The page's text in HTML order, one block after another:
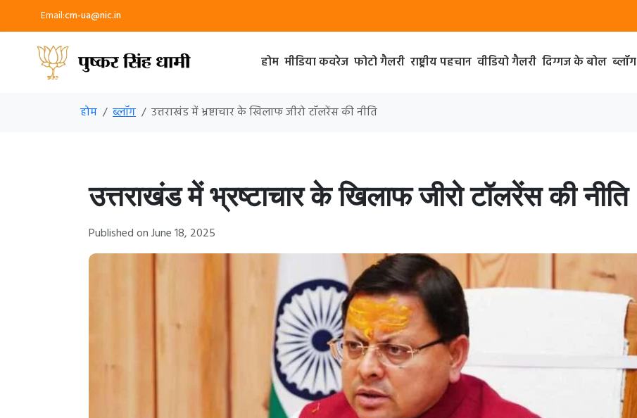
Email:cm-ua@nic.in
होम मीडिया कवरेज फोटो गैलरी राष्ट्रीय पहचान वीडियो गैलरी दिग्गज के बोल ब्लॉग
होम ब्लॉग उत्तराखंड में भ्रष्टाचार के खिलाफ जीरो टॉलरेंस की नीति
उत्तराखंड में भ्रष्टाचार के खिलाफ जीरो टॉलरेंस की नीति
Published on June 18, 2025